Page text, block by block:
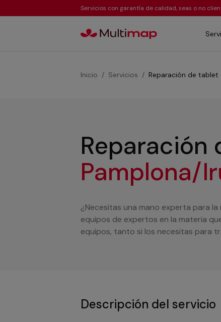
Servicios con garantía de calidad, seas o no
Inicio Servicios Reparación de tablet
Reparación
Pamplona/
¿Necesitas una mano experta para
equipos de expertos en la materia
equipos, tanto si los necesitas para
Descripción del servicio